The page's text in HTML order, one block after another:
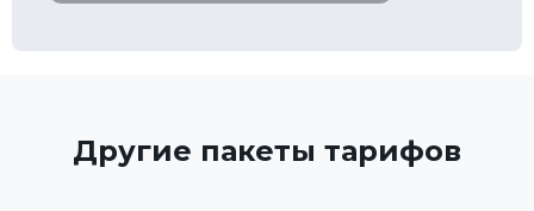
Другие пакеты тарифов